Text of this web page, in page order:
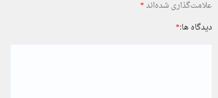
علامت‌گذاری شده‌اند*
دیدگاه ها:*